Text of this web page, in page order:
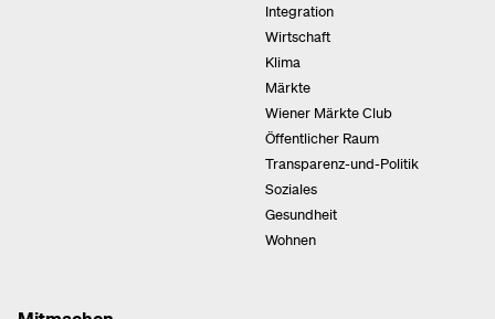
Integration
Wirtschaft
Klima
Märkte
Wiener Märkte Club
Öffentlicher Raum
Transparenz-und-Politik
Soziales
Gesundheit
Wohnen